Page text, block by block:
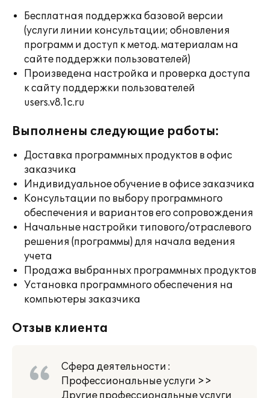
Бесплатная поддержка базовой версии
(услуги линии консультации; обновления
программ и доступ к метод. материалам на
сайте поддержки пользователей)
Произведена настройка и проверка доступа
к сайту поддержки пользователей
users.v8.1c.ru
Выполнены следующие работы:
Доставка программных продуктов в офис
заказчика
Индивидуальное обучение в офисе заказчика
Консультации по выбору программного
обеспечения и вариантов его сопровождения
Начальные настройки типового/отраслевого
решения (программы) для начала ведения
учета
Продажа выбранных программных продуктов
Установка программного обеспечения на
компьютеры заказчика
Отзыв клиента
Сфера деятельности :
Профессиональные услуги >>
Другие профессиональные услуги